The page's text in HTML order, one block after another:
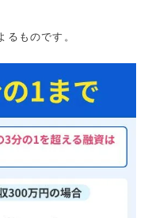
るものです。